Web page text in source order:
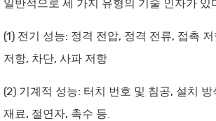
일반적으로 세 가지 유형의 기술 인자가 있
(1) 전기 성능: 정격 전압, 정격 전류, 접촉
저항, 차단, 사파 저항
(2) 기계적 성능: 터치 번호 및 침공, 설치
재료, 절연자, 촉수 등.